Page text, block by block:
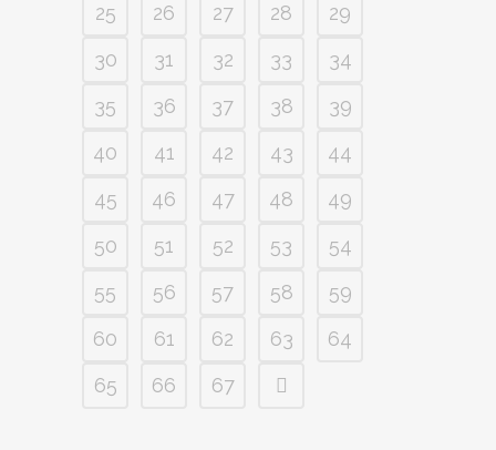
25
26 27 28
29
30
31 32 33
34
35
36 37 38
39
40
41 42 43
44
45
46 47 48
49
50
51 52 53
54
55
56 57 58
59
60
61 62 63
64
65
66 67